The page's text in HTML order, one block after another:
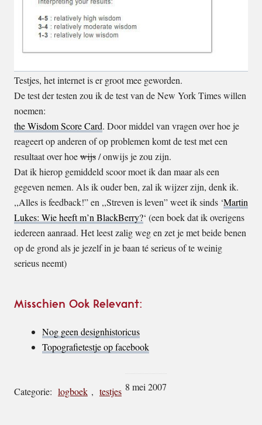
Testjes, het internet is er groot mee geworden.
De test der testen zou ik de test van de New York Times willen
noemen:
the Wisdom Score Card. Door middel van vragen over hoe je
reageert op anderen of op problemen komt de test met een
resultaat over hoewijs/ onwijs je zou zijn.
Dat ik hierop gemiddeld scoor moet ik dan maar als een
gegeven nemen. Als ik ouder ben, zal ik wijzer zijn, denk ik.
,,Alles is feedback!” en ,,Streven is leven” weet ik sinds ‘Martin
Lukes: Wie heeft m’n BlackBerry?‘ (een boek dat ik overigens
iedereen aanraad. Het leest zalig weg en zet je met beide benen
op de grond als je jezelf in je baan té serieus of te weinig
serieus neemt)
Misschien Ook Relevant:
Nog geen designhistoricus
Topografietestje op facebook
Categorie: logboek , testjes 8 mei 2007